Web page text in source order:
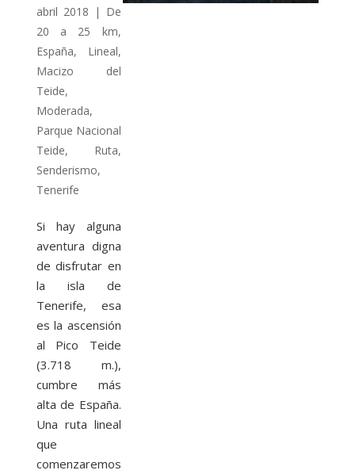
abril 2018 | De
20 a 25 km,
España, Lineal,
Macizo del
Teide,
Moderada,
Parque Nacional
Teide, Ruta,
Senderismo,
Tenerife
Si hay alguna
aventura digna
de disfrutar en
la isla de
Tenerife, esa
es la ascensión
al Pico Teide
(3.718 m.),
cumbre más
alta de España.
Una ruta lineal
que
comenzaremos